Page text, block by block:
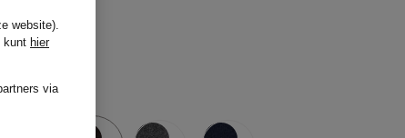
website).
kunt hier
via